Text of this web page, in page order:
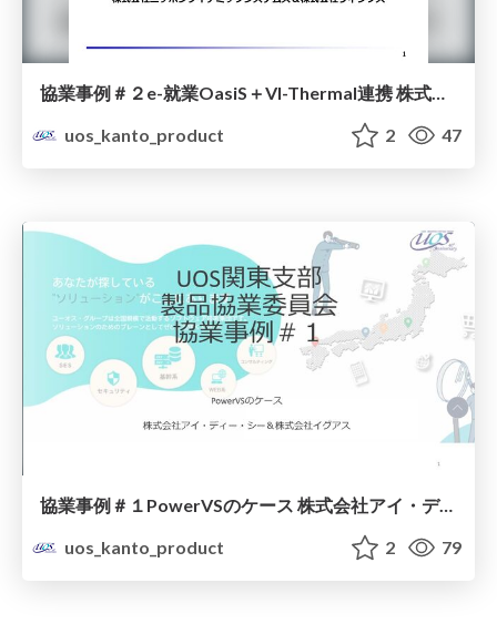
協業事例＃２e-就業OasiS＋VI-Thermal連携 株式会社ニッポンダイナミックシステムズ＆株式会社ヴィンクス
uos_kanto_product
2 47
協業事例＃１PowerVSのケース 株式会社アイ・ディー・シー＆株式会社イグアス
uos_kanto_product
2 79